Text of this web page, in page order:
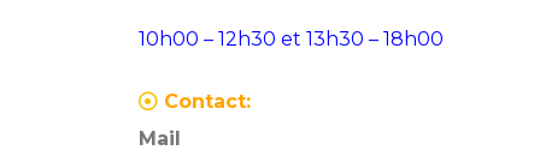
10h00 – 12h30 et 13h30 – 18h00
Contact:
Mail